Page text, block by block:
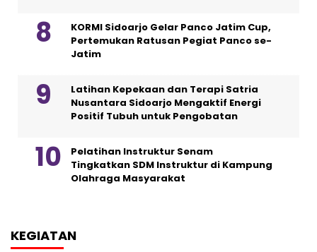
KORMI Sidoarjo Gelar Panco Jatim Cup,
Pertemukan Ratusan Pegiat Panco se-
Jatim
Latihan Kepekaan dan Terapi Satria
Nusantara Sidoarjo Mengaktif Energi
Positif Tubuh untuk Pengobatan
Pelatihan Instruktur Senam
Tingkatkan SDM Instruktur di Kampung
Olahraga Masyarakat
KEGIATAN